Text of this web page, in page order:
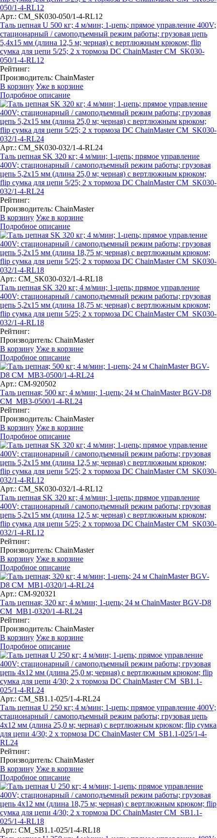
Арт.: CM_SK030-050/1-4-RL12
Таль цепная U 500 кг; 4 м/мин; 1-цепь; прямое управление 400V;
стационарный / самоподъемный режим работы; грузовая цепь
5,4х15 мм (длина 12,5 м; черная) с вертлюжным крюком; flip
сумка для цепи 5/25; 2 x тормоза DC ChainMaster CM_SK030-
050/1-4-RL12
Рейтинг:
Производитель: ChainMaster
В корзину Уже в корзине
Подробное описание
Арт.: CM_SK030-032/1-4-RL24
Таль цепная SK 320 кг; 4 м/мин; 1-цепь; прямое управление
400V; стационарный / самоподъемный режим работы; грузовая
цепь 5,2х15 мм (длина 25,0 м; черная) с вертлюжным крюком;
flip сумка для цепи 5/25; 2 x тормоза DC ChainMaster CM_SK030-
032/1-4-RL24
Рейтинг:
Производитель: ChainMaster
В корзину Уже в корзине
Подробное описание
Арт.: CM_SK030-032/1-4-RL18
Таль цепная SK 320 кг; 4 м/мин; 1-цепь; прямое управление
400V; стационарный / самоподъемный режим работы; грузовая
цепь 5,2х15 мм (длина 18,75 м; черная) с вертлюжным крюком;
flip сумка для цепи 5/25; 2 x тормоза DC ChainMaster CM_SK030-
032/1-4-RL18
Рейтинг:
Производитель: ChainMaster
В корзину Уже в корзине
Подробное описание
Арт.: CM-920502
Таль цепная; 500 кг; 4 м/мин; 1-цепь; 24 м ChainMaster BGV-D8
CM_MB3-0500/1-4-RL24
Рейтинг:
Производитель: ChainMaster
В корзину Уже в корзине
Подробное описание
Арт.: CM_SK030-032/1-4-RL12
Таль цепная SK 320 кг; 4 м/мин; 1-цепь; прямое управление
400V; стационарный / самоподъемный режим работы; грузовая
цепь 5,2х15 мм (длина 12,5 м; черная) с вертлюжным крюком;
flip сумка для цепи 5/25; 2 x тормоза DC ChainMaster CM_SK030-
032/1-4-RL12
Рейтинг:
Производитель: ChainMaster
В корзину Уже в корзине
Подробное описание
Арт.: CM-920321
Таль цепная; 320 кг; 4 м/мин; 1-цепь; 24 м ChainMaster BGV-D8
CM_MB1-0320/1-4-RL24
Рейтинг:
Производитель: ChainMaster
В корзину Уже в корзине
Подробное описание
Арт.: CM_SB1.1-025/1-4-RL24
Таль цепная U 250 кг; 4 м/мин; 1-цепь; прямое управление 400V;
стационарный / самоподъемный режим работы; грузовая цепь
4х12 мм (длина 25,0 м; черная) с вертлюжным крюком; flip сумка
для цепи 4/30; 2 x тормоза DC ChainMaster CM_SB1.1-025/1-4-
RL24
Рейтинг:
Производитель: ChainMaster
В корзину Уже в корзине
Подробное описание
Арт.: CM_SB1.1-025/1-4-RL18